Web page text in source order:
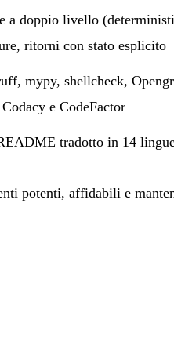
a doppio livello
ritorni con stato esplicito
mypy, shellcheck,
e CodeFactor
tradotto in 14
potenti, affidabili e